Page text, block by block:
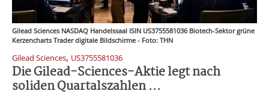
Gilead Sciences NASDAQ Handelssaal ISIN US3755581036 Biotech-Sektor grüne
Kerzencharts Trader digitale Bildschirme - Foto: THN
Gilead Sciences, US3755581036
Die Gilead-Sciences-Aktie legt nach
soliden Quartalszahlen ...